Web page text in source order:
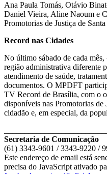
Ana Paula Tomás, Otávio
Daniel Vieira, Aline Naoum e
Promotorias de Justiça de
Record nas Cidades
No último sábado de cada
região administrativa diferente
atendimento de saúde,
documentos. O MPDFT
TV Record de Brasília, com o
disponíveis nas Promotorias de
cidadão e, em especial, da
Secretaria de Comunicação
(61) 3343-9601 / 3343-9220 /
Este endereço de email está
precisa do JavaScript ativado